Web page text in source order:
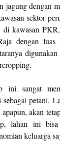
jagung dengan
sektor
di kawasan
dengan
ini sangat
petani.
akan
lahan ini bisa
keluarga